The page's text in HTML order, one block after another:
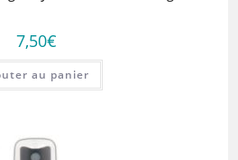
7,50€
au panier